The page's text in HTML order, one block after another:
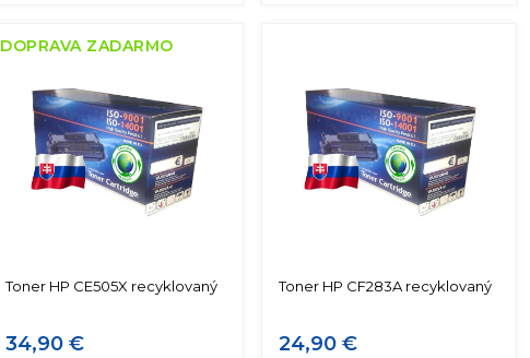
DOPRAVA ZADARMO
Toner HP CE505X recyklovaný
34,90 €
Toner HP CF283A recyklovaný
24,90 €